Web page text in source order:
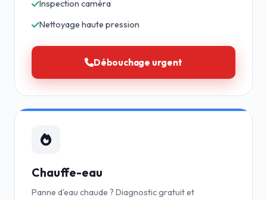
Inspection caméra
Nettoyage haute pression
Débouchage urgent
Chauffe-eau
Panne d'eau chaude ? Diagnostic gratuit et